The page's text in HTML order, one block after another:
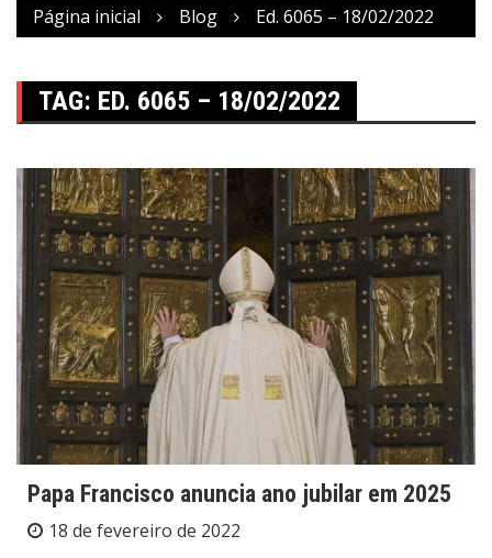
Página inicial Blog Ed. 6065 – 18/02/2022
TAG: ED. 6065 – 18/02/2022
Papa Francisco anuncia ano jubilar em 2025
18 de fevereiro de 2022